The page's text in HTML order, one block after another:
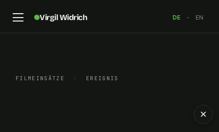
Virgil Widrich DE · EN
FILMEINSÄTZE / EREIGNIS
×